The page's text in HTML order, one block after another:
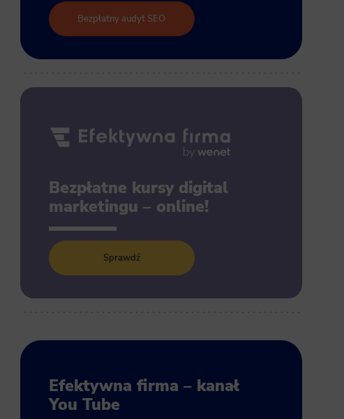
Bezpłatny audyt SEO
Bezpłatne kursy digital
marketingu – online!
Sprawdź
Efektywna firma – kanał
You Tube